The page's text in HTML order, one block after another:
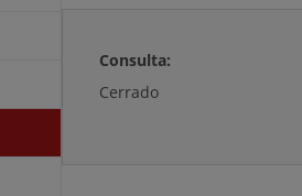
Consulta:
Cerrado